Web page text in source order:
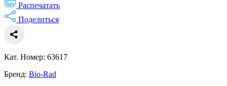
Распечатать
Поделиться
Кат. Номер: 63617
Бренд: Bio-Rad